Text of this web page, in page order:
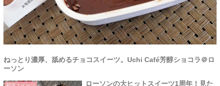
ねっとり濃厚、舐めるチョコスイーツ。Uchi Café芳醇ショコラ＠ロ
ーソン
ローソンの大ヒットスイーツ1周年！見た